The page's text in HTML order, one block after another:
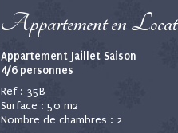
Appartement en
Appartement Jaillet Saison
4/6 personnes
Ref : 35B
Surface : 50 m2
Nombre de chambres : 2